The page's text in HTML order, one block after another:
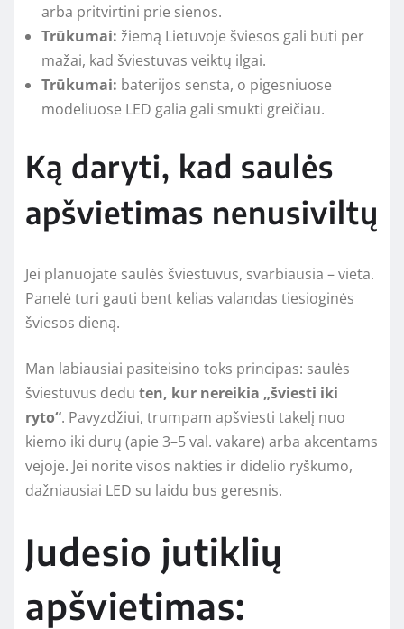
arba pritvirtini prie sienos.
Trūkumai: žiemą Lietuvoje šviesos gali būti per
mažai, kad šviestuvas veiktų ilgai.
Trūkumai: baterijos sensta, o pigesniuose
modeliuose LED galia gali smukti greičiau.
Ką daryti, kad saulės
apšvietimas nenusiviltų
Jei planuojate saulės šviestuvus, svarbiausia – vieta.
Panelė turi gauti bent kelias valandas tiesioginės
šviesos dieną.
Man labiausiai pasiteisino toks principas: saulės
šviestuvus dedu ten, kur nereikia „šviesti iki
ryto“. Pavyzdžiui, trumpam apšviesti takelį nuo
kiemo iki durų (apie 3–5 val. vakare) arba akcentams
vejoje. Jei norite visos nakties ir didelio ryškumo,
dažniausiai LED su laidu bus geresnis.
Judesio jutiklių
apšvietimas: